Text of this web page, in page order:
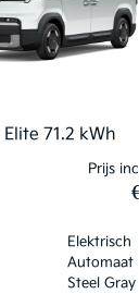
Elite 71.2 kWh
Prijs
Elektrisch
Automaat
Steel Gray